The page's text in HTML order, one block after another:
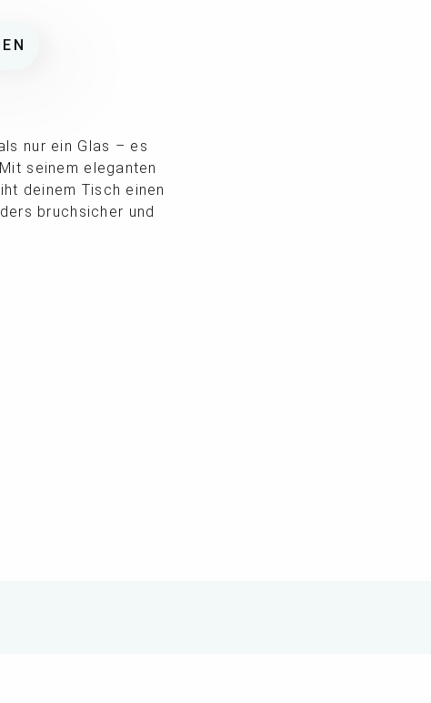
nur ein Glas – es
seinem eleganten
deinem Tisch einen
bruchsicher und